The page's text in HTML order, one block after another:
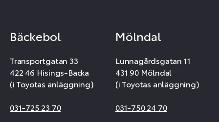
Bäckebol
Transportgatan 33
422 46 Hisings-Backa
(i Toyotas anläggning)
031-725 23 70
Mölndal
Lunnagårdsgatan 11
431 90 Mölndal
(i Toyotas anläggning)
031-750 24 70